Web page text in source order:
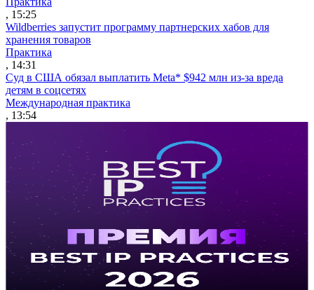
, 15:25
Wildberries запустит программу партнерских хабов для
хранения товаров
Практика
, 14:31
Суд в США обязал выплатить Meta* $942 млн из-за вреда
детям в соцсетях
Международная практика
, 13:54